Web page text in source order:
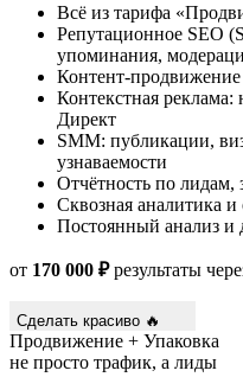
Всё из тарифа
Репутационное SEO
упоминания,
Контент-продвижение
Контекстная реклама:
Директ
SMM: публикации,
узнаваемости
Отчётность по лидам,
Сквозная аналитика
Постоянный анализ и
от 170 000 ₽результаты
Сделать красиво 🔥
Продвижение + Упаковка
не просто трафик, а лиды